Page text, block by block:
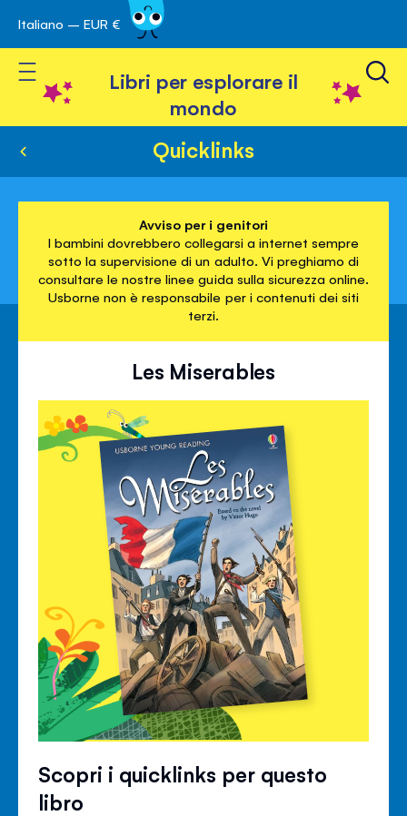
Skip
to
Content
Italiano – EUR €
Toggle Nav
Libri per esplorare il
mondo
Quicklinks
Avviso per i genitori
I bambini dovrebbero collegarsi a internet sempre
sotto la supervisione di un adulto. Vi preghiamo di
consultare le nostre linee guida sulla sicurezza online.
Usborne non è responsabile per i contenuti dei siti
terzi.
Les Miserables
Scopri i quicklinks per questo
libro